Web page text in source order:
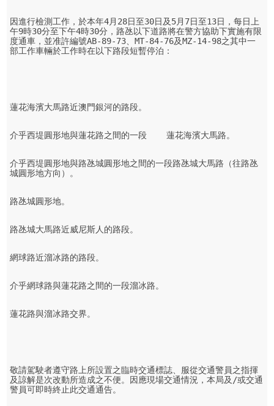
因進行檢測工作，於本年4月28日至30日及5月7日至13日，每日上
午9時30分至下午4時30分，路氹以下道路將在警方協助下實施有限
度通車，並准許編號AB-89-73、MT-84-76及MZ-14-98之其中一
部工作車輛於工作時在以下路段短暫停泊：
蓮花海濱大馬路近澳門銀河的路段。
介乎西堤圓形地與蓮花路之間的一段    蓮花海濱大馬路。
介乎西堤圓形地與路氹城圓形地之間的一段路氹城大馬路（往路氹
城圓形地方向）。
路氹城圓形地。
路氹城大馬路近威尼斯人的路段。
網球路近溜冰路的路段。
介乎網球路與蓮花路之間的一段溜冰路。
蓮花路與溜冰路交界。
敬請駕駛者遵守路上所設置之臨時交通標誌、服從交通警員之指揮
及諒解是次改動所造成之不便。因應現場交通情況，本局及/或交通
警員可即時終止此交通通告。